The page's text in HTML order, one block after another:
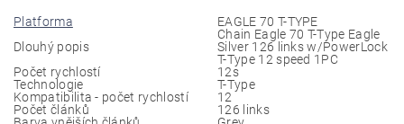
Platforma
EAGLE 70 T-TYPE
Dlouhý popis
Chain Eagle 70 T-Type Eagle
Silver 126 links w/PowerLock
T-Type 12 speed 1PC
Počet rychlostí
12s
Technologie
T-Type
Kompatibilita - počet rychlostí
12
Počet článků
126 links